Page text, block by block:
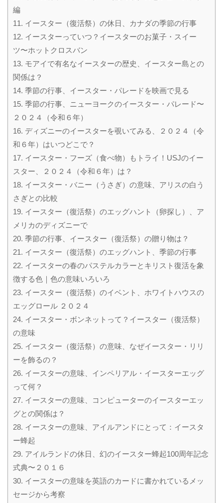
編
11. イースター（復活祭）の休日、カナダの季節の行事
12. イースターっていつ？イースターのお菓子・スイー
ツ〜ホットクロスバン
13. モアイで有名なイースターの歴史、イースター島との
関係は？
14. 季節の行事、イースター・パレードを映画で見る
15. 季節の行事、ニューヨークのイースター・パレード〜
２０２４（令和６年）
16. ディズニーのイースターを覗いてみる、２０２４（令
和６年）はいつどこで？
17. イースター・フーズ（食べ物）もトライ！USJのイー
スター、２０２４（令和６年）は？
18. イースター・バニー（うさぎ）の意味、アリスの白う
さぎとの比較
19. イースター（復活祭）のエッグハント（卵探し）、ア
メリカのディズニーで
20. 季節の行事、イースター（復活祭）の贈り物は？
21. イースター（復活祭）のエッグハント、季節の行事
22. イースターの春のパステルカラーとキリスト復活を象
徴する色｜色の意味いろいろ
23. イースター（復活祭）のイベント、ホワイトハウスの
エッグロール ２０２４
24. イースター・ボンネットって？イースター（復活祭）
の意味
25. イースター（復活祭）の意味、なぜイースター・リリ
ーを飾るの？
26. イースターの意味、インペリアル・イースターエッグ
って何？
27. イースターの意味、コンピューターのイースターエッ
グとの関係は？
28. イースターの意味、アイルアンドにとって：イースタ
ー蜂起
29. アイルランドの休日、幻のイースター蜂起100周年記念
式典〜２０１６
30. イースターの意味を英語のカードに書かれているメッ
セージから考察